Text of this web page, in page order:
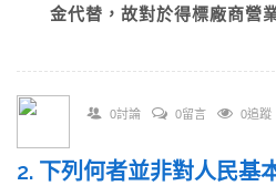
金代替，故對於得標廠商營
0討論 0留言 0追蹤
2. 下列何者並非對人民基